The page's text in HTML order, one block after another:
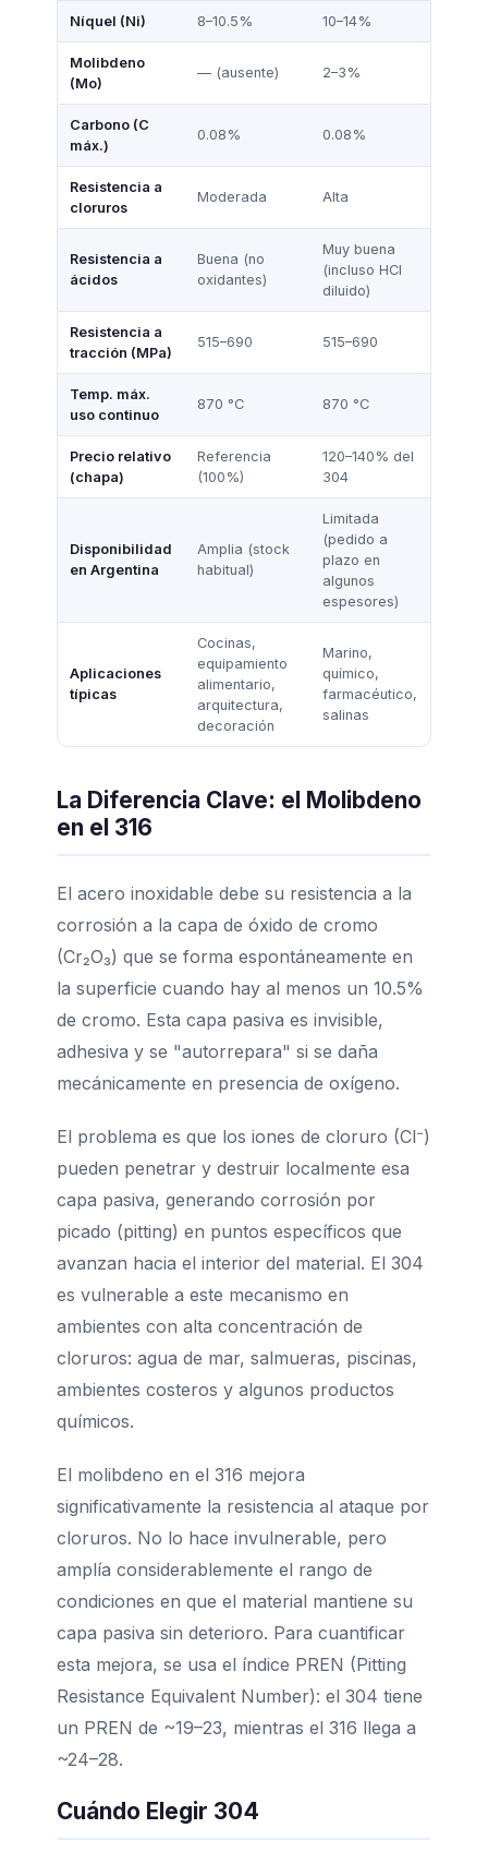
Níquel (Ni) 8–10.5% 10–14%
Molibdeno
(Mo)
— (ausente) 2–3%
Carbono (C
máx.)
0.08% 0.08%
Resistencia a
cloruros
Moderada Alta
Resistencia a
ácidos
Buena (no
oxidantes)
Muy buena
(incluso HCl
diluido)
Resistencia a
tracción (MPa)
515–690 515–690
Temp. máx.
uso continuo
870 °C 870 °C
Precio relativo
(chapa)
Referencia
(100%)
120–140% del
304
Disponibilidad
en Argentina
Amplia (stock
habitual)
Limitada
(pedido a
plazo en
algunos
espesores)
Aplicaciones
típicas
Cocinas,
equipamiento
alimentario,
arquitectura,
decoración
Marino,
químico,
farmacéutico,
salinas
La Diferencia Clave: el Molibdeno
en el 316
El acero inoxidable debe su resistencia a la
corrosión a la capa de óxido de cromo
(Cr₂O₃) que se forma espontáneamente en
la superficie cuando hay al menos un 10.5%
de cromo. Esta capa pasiva es invisible,
adhesiva y se "autorrepara" si se daña
mecánicamente en presencia de oxígeno.
El problema es que los iones de cloruro (Cl⁻)
pueden penetrar y destruir localmente esa
capa pasiva, generando corrosión por
picado (pitting) en puntos específicos que
avanzan hacia el interior del material. El 304
es vulnerable a este mecanismo en
ambientes con alta concentración de
cloruros: agua de mar, salmueras, piscinas,
ambientes costeros y algunos productos
químicos.
El molibdeno en el 316 mejora
significativamente la resistencia al ataque por
cloruros. No lo hace invulnerable, pero
amplía considerablemente el rango de
condiciones en que el material mantiene su
capa pasiva sin deterioro. Para cuantificar
esta mejora, se usa el índice PREN (Pitting
Resistance Equivalent Number): el 304 tiene
un PREN de ~19–23, mientras el 316 llega a
~24–28.
Cuándo Elegir 304